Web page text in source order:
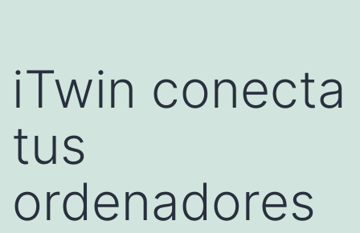
iTwin conecta
tus
ordenadores